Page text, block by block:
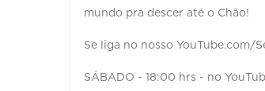
mundo pra descer até o Chão!
Se liga no nosso YouTube.com/
SÁBADO - 18:00 hrs - no